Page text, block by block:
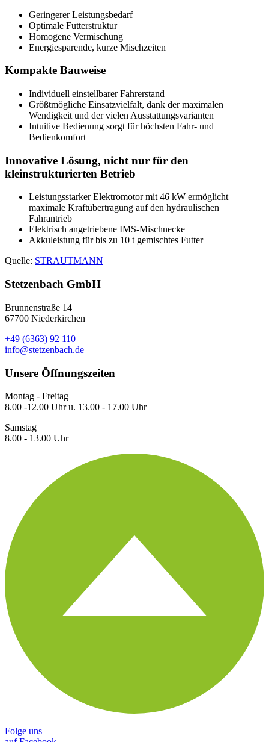
Geringerer Leistungsbedarf
Optimale Futterstruktur
Homogene Vermischung
Energiesparende, kurze Mischzeiten
Kompakte Bauweise
Individuell einstellbarer Fahrerstand
Größtmögliche Einsatzvielfalt, dank der maximalen
Wendigkeit und der vielen Ausstattungsvarianten
Intuitive Bedienung sorgt für höchsten Fahr- und
Bedienkomfort
Innovative Lösung, nicht nur für den
kleinstrukturierten Betrieb
Leistungsstarker Elektromotor mit 46 kW ermöglicht
maximale Kraftübertragung auf den hydraulischen
Fahrantrieb
Elektrisch angetriebene IMS-Mischnecke
Akkuleistung für bis zu 10 t gemischtes Futter
Quelle: STRAUTMANN
Stetzenbach GmbH
Brunnenstraße 14
67700 Niederkirchen
+49 (6363) 92 110
info@stetzenbach.de
Unsere Öffnungszeiten
Montag - Freitag
8.00 -12.00 Uhr u. 13.00 - 17.00 Uhr
Samstag
8.00 - 13.00 Uhr
Folge uns